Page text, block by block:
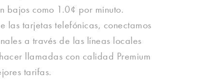
bajos como 1.0¢ por minuto.
las tarjetas telefónicas, conectamos
a través de las líneas locales
llamadas con calidad Premium
tarifas.